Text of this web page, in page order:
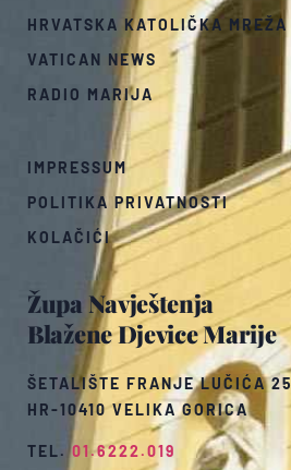
Župa Navještenja
Blažene Djevice Marije
ŠETALIŠTE FRANJE LUČIĆA 25
HR-10410 VELIKA GORICA
TEL.01.6222.019
HRVATSKA KATOLIČKA MREŽA
VATICAN NEWS
RADIO MARIJA
IMPRESSUM
POLITIKA PRIVATNOSTI
KOLAČIĆI